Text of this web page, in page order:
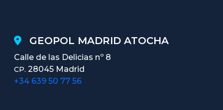
GEOPOL MADRID ATOCHA
Calle de las Delicias nº 8
CP. 28045 Madrid
+34 639 50 77 56